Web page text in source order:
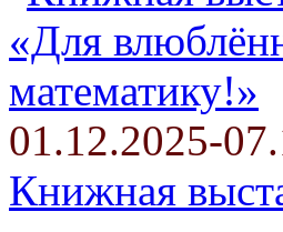
01.12.2025-
Книжная